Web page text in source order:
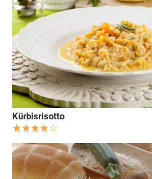
Kürbisrisotto